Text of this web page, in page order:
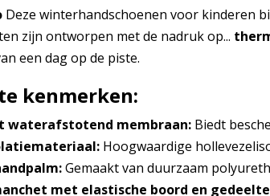
Deze winterhandschoenen voor kinderen
zijn ontworpen met de nadruk op...
een dag op de piste.
kenmerken:
waterafstotend membraan: Biedt
Hoogwaardige
Gemaakt van duurzaam
met elastische boord en